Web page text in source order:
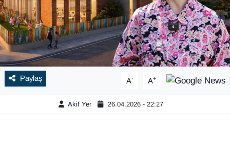
Paylaş A- A+
Akif Yer 26.04.2026 - 22:27